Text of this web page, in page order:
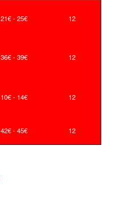
21€ - 25€ 12
36€ - 39€ 12
10€ - 14€ 12
42€ - 45€ 12